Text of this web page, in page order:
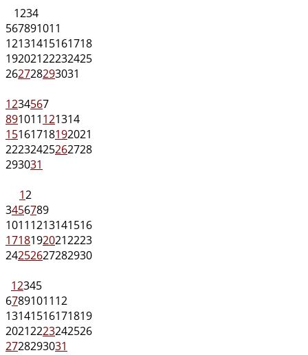
1234
567891011
12131415161718
19202122232425
262728293031
1234567
891011121314
15161718192021
22232425262728
293031
12
3456789
10111213141516
17181920212223
24252627282930
12345
6789101112
13141516171819
20212223242526
2728293031